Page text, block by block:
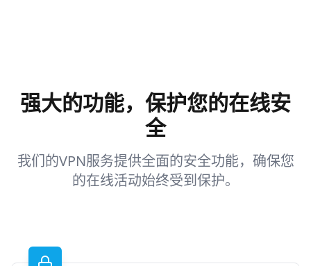
强大的功能，保护您的在线安
全
我们的VPN服务提供全面的安全功能，确保您
的在线活动始终受到保护。